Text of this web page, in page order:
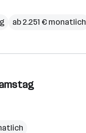
ab 2.251 € monatlich